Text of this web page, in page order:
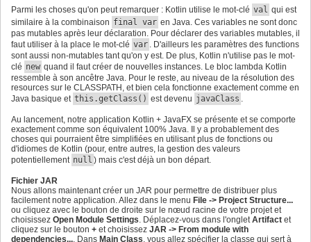
30
31
32
33
34
        stage.title = bundle.getString
("app.title.fx")
        stage.width =
800.0
        stage.height =
600.0
        stage.scene = scene
        stage.show
()
7
8
9
10
11
12
13
14
15
16
17
18
19
20
21
22
23
25
26
27
28
29
30
import
import
import
import
import
import
import
import kotlin.math.pow
class MainKt : Application() {
override fun start(stage: Stage) {
bundle = ResourceBundle.getBundle
// Création du graphique.
val series = Series<Number, Number>()
        series.name = bundle.getString
("series.label"
        IntStream.rangeClosed
(0, 10)
            .forEach
{ x: Int ->
                series.
data.add(data)
}
val xAxis = NumberAxis(0.0, 10.0 , 5.0)
        xAxis.label = bundle.getString
( "xaxis.label")
val yAxis = NumberAxis(0.0 , 100.0 , 10.0
        yAxis.label = bundle.getString
( "yaxis.label")
Parmi les choses qu'on peut remarquer : Kotlin utilise le mot-clé val qui est
similaire à la combinaison final var en Java. Ces variables ne sont donc
pas mutables après leur déclaration. Pour déclarer des variables mutables, il
faut utiliser à la place le mot-clé var . D'ailleurs les paramètres des functions
sont aussi non-mutables tant qu'on y est. De plus, Kotlin n'utilise pas le mot-
clé new quand il faut créer de nouvelles instances. Le bloc lambda Kotlin
ressemble à son ancêtre Java. Pour le reste, au niveau de la résolution des
resources sur le CLASSPATH, et bien cela fonctionne exactement comme en
Java basique et this.getClass() est devenu javaClass .
Au lancement, notre application Kotlin + JavaFX se présente et se comporte
exactement comme son équivalent 100% Java. Il y a probablement des
choses qui pourraient être simplifiées en utilisant plus de fonctions ou
d'idiomes de Kotlin (pour, entre autres, la gestion des valeurs
potentiellement null ) mais c'est déjà un bon départ.
Fichier JAR
Nous allons maintenant créer un JAR pour permettre de distribuer plus
facilement notre application. Allez dans le menu File -> Project Structure...
ou cliquez avec le bouton de droite sur le nœud racine de votre projet et
choisissez Open Module Settings. Déplacez-vous dans l'ongletArtifact et
cliquez sur le bouton + et choisissez JAR -> From module with
dependencies.... Dans Main Class, vous allez spécifier la classe qui sert à